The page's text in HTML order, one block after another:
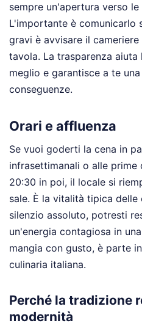
sempre un'apertura verso
L'importante è comunicarlo
gravi è avvisare il
tavola. La trasparenza aiuta
meglio e garantisce a te
conseguenze.
Orari e affluenza
Se vuoi goderti la cena in
infrasettimanali o alle prime
20:30 in poi, il locale si
sale. È la vitalità tipica delle
silenzio assoluto, potresti
un'energia contagiosa in
mangia con gusto, è parte
culinaria italiana.
Perché la tradizione
modernità